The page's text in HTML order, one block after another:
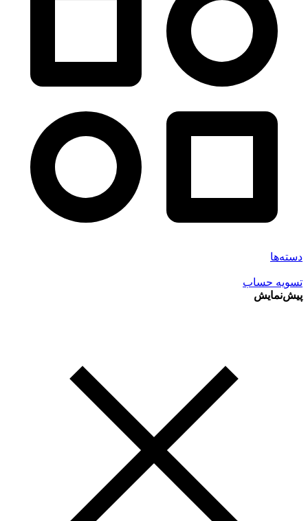
دسته‌ها
تسویه حساب
پیش‌نمایش